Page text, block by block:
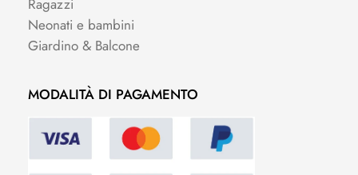
Ragazzi
Neonati e bambini
Giardino & Balcone
MODALITÀ DI PAGAMENTO